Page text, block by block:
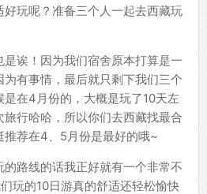
玩呢？准备三个人一起去西藏玩
诶！因为我们宿舍原本打算是一
有事情，最后就只剩下我们三个
是在4月份的，大概是玩了10天左
行哈哈，所以你们去西藏找最合
推荐在4、5月份是最好的哦~
路线的话我正好就有一个非常不
玩的10日游真的舒适还轻松愉快